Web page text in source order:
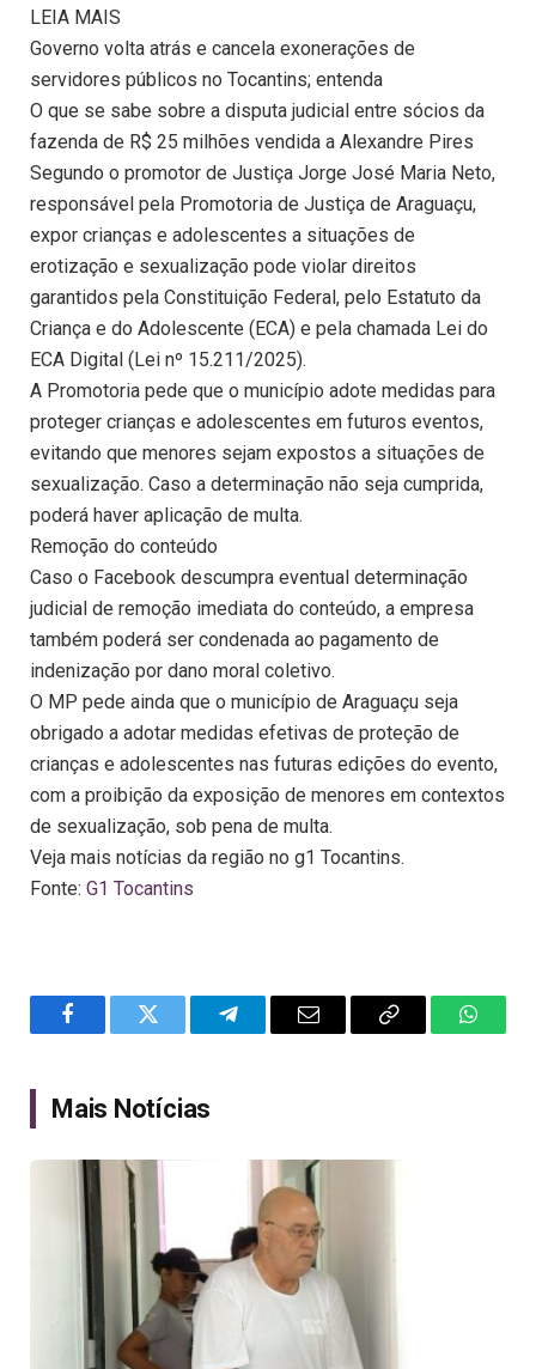
LEIA MAIS
Governo volta atrás e cancela exonerações de
servidores públicos no Tocantins; entenda
O que se sabe sobre a disputa judicial entre sócios da
fazenda de R$ 25 milhões vendida a Alexandre Pires
Segundo o promotor de Justiça Jorge José Maria Neto,
responsável pela Promotoria de Justiça de Araguaçu,
expor crianças e adolescentes a situações de
erotização e sexualização pode violar direitos
garantidos pela Constituição Federal, pelo Estatuto da
Criança e do Adolescente (ECA) e pela chamada Lei do
ECA Digital (Lei nº 15.211/2025).
A Promotoria pede que o município adote medidas para
proteger crianças e adolescentes em futuros eventos,
evitando que menores sejam expostos a situações de
sexualização. Caso a determinação não seja cumprida,
poderá haver aplicação de multa.
Remoção do conteúdo
Caso o Facebook descumpra eventual determinação
judicial de remoção imediata do conteúdo, a empresa
também poderá ser condenada ao pagamento de
indenização por dano moral coletivo.
O MP pede ainda que o município de Araguaçu seja
obrigado a adotar medidas efetivas de proteção de
crianças e adolescentes nas futuras edições do evento,
com a proibição da exposição de menores em contextos
de sexualização, sob pena de multa.
Veja mais notícias da região no g1 Tocantins.
Fonte: G1 Tocantins
FacebookTwitter TelegramEmail
Copy
Mais Notícias